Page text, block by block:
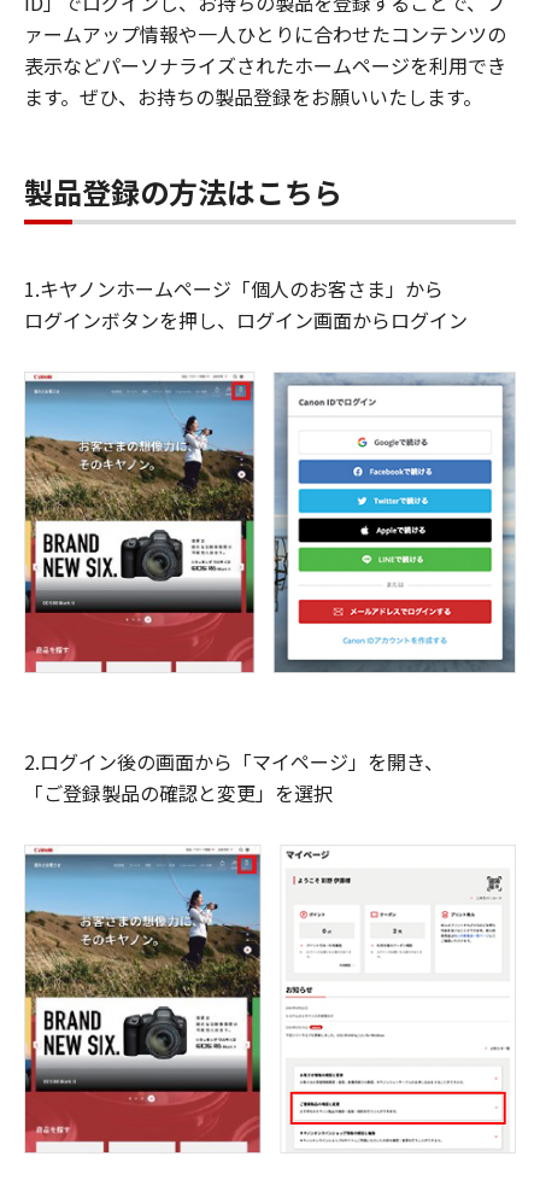
ァームアップ情報や一人ひとりに合わせたコンテンツの
表示などパーソナライズされたホームページを利用でき
ます。ぜひ、お持ちの製品登録をお願いいたします。
製品登録の方法はこちら
1.キヤノンホームページ「個人のお客さま」から
ログインボタンを押し、ログイン画面からログイン
2.ログイン後の画面から「マイページ」を開き、
「ご登録製品の確認と変更」を選択